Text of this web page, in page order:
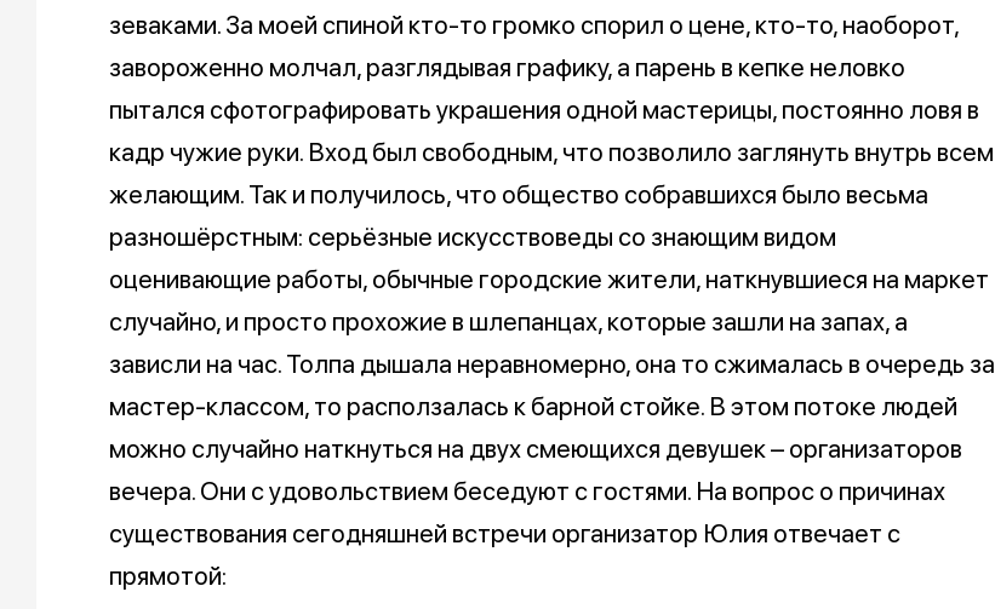
зеваками. За моей спиной кто-то громко спорил о цене, кто-то, наоборот,
завороженно молчал, разглядывая графику, а парень в кепке неловко
пытался сфотографировать украшения одной мастерицы, постоянно ловя в
кадр чужие руки. Вход был свободным, что позволило заглянуть внутрь всем
желающим. Так и получилось, что общество собравшихся было весьма
разношёрстным: серьёзные искусствоведы со знающим видом
оценивающие работы, обычные городские жители, наткнувшиеся на маркет
случайно, и просто прохожие в шлепанцах, которые зашли на запах, а
зависли на час. Толпа дышала неравномерно, она то сжималась в очередь за
мастер-классом, то расползалась к барной стойке. В этом потоке людей
можно случайно наткнуться на двух смеющихся девушек – организаторов
вечера. Они с удовольствием беседуют с гостями. На вопрос о причинах
существования сегодняшней встречи организатор Юлия отвечает с
прямотой: